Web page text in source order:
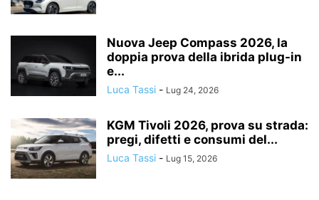
Nuova Jeep Compass 2026, la
doppia prova della ibrida plug-in
e...
Luca Tassi - Lug 24, 2026
KGM Tivoli 2026, prova su strada:
pregi, difetti e consumi del...
Luca Tassi - Lug 15, 2026